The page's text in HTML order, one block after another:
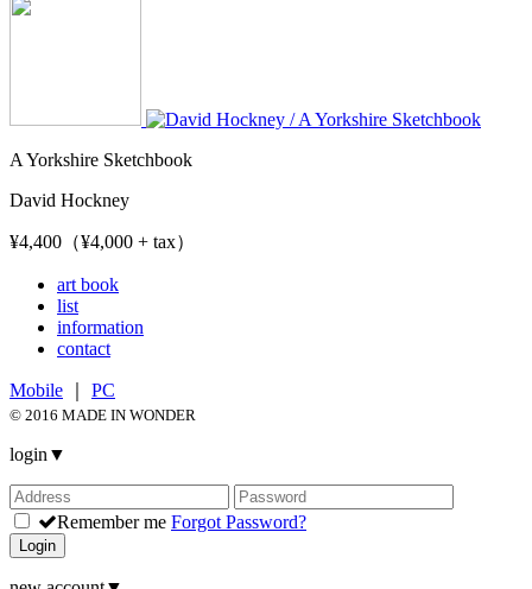
A Yorkshire Sketchbook
David Hockney
¥4,400（¥4,000 + tax）
art book
list
information
contact
Mobile PC
© 2016 MADE IN WONDER
login ▼
Remember me Forgot Password?
Login